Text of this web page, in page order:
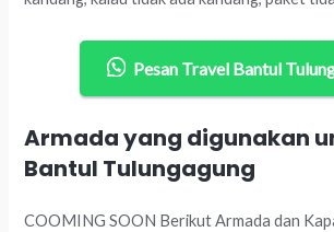
Pesan Travel Bantul
Armada yang digunakan
Bantul Tulungagung
COOMING SOON Berikut Armada dan